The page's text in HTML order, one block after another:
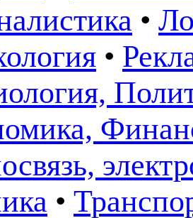
•
•
•